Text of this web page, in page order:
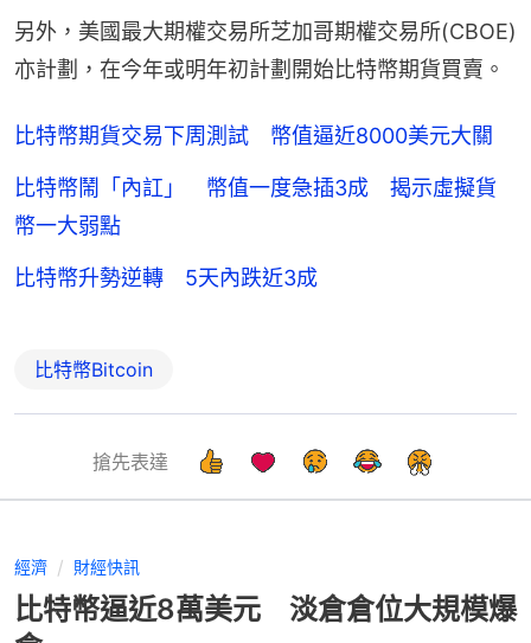
另外，美國最大期權交易所芝加哥期權交易所(CBOE)
亦計劃，在今年或明年初計劃開始比特幣期貨買賣。
比特幣期貨交易下周測試 幣值逼近8000美元大關
比特幣鬧「內訌」 幣值一度急插3成 揭示虛擬貨
幣一大弱點
比特幣升勢逆轉 5天內跌近3成
比特幣Bitcoin
搶先表達
經濟 財經快訊
比特幣逼近8萬美元 淡倉倉位大規模爆